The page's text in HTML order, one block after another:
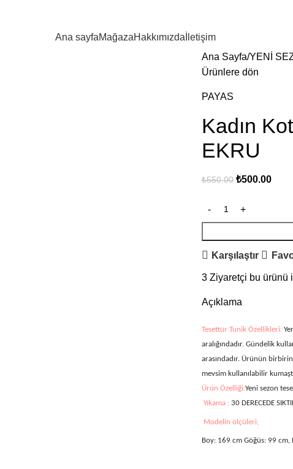
Ana sayfaMağazaHakkımızda İletişim
Ana Sayfa YENİ
Ürünlere dön
PAYAS
Kadın
EKRU
₺550.00 ₺500.00
Karşılaştır
3 Ziyaretçi bu ürünü
Açıklama
Tesettür Tunik Özellikleri:
aralığındadır. Gündelik
arasındadır. Ürünün
mevsim kullanılabilir
Ürün Özelliği:Yeni sezon
Yıkama : 30 DERECEDE
Modelin ölçüleri;
Boy: 169 cm Göğüs: 99